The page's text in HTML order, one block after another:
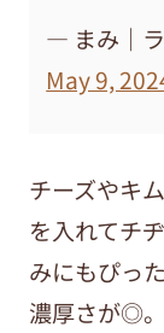
— まみ｜
May 9,
チーズやキ
を入れてチ
みにもぴっ
濃厚さが◎。